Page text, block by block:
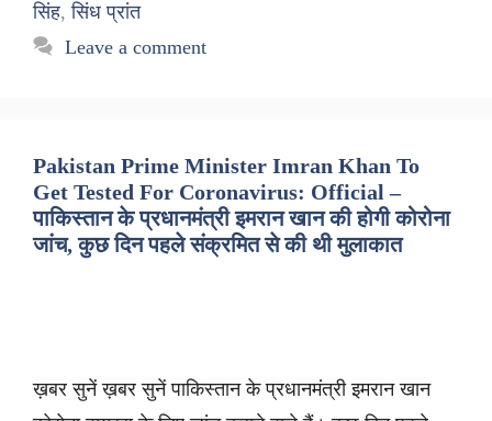
सिंह,सिंध प्रांत
Leave a comment
Pakistan Prime Minister Imran Khan To
Get Tested For Coronavirus: Official –
पाकिस्तान के प्रधानमंत्री इमरान खान की होगी कोरोना
जांच, कुछ दिन पहले संक्रमित से की थी मुलाकात
ख़बर सुनें ख़बर सुनें पाकिस्तान के प्रधानमंत्री इमरान खान